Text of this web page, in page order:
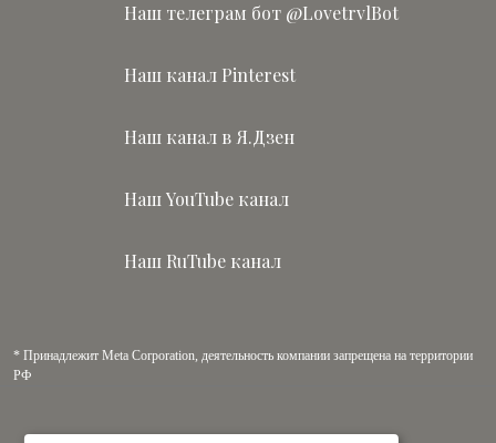
Наш телеграм бот @LovetrvlBot
Наш канал Pinterest
Наш канал в Я.Дзен
Наш YouTube канал
Наш RuTube канал
* Принадлежит Meta Corporation, деятельность компании запрещена на территории
РФ